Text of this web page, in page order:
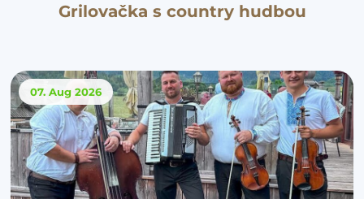
Grilovačka s country hudbou
07. Aug 2026